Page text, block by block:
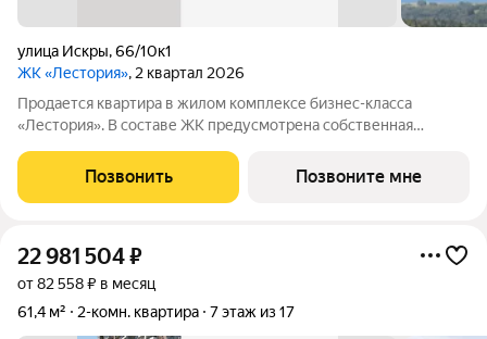
улица Искры,66/10к1
ЖК «Лестория», 2 квартал 2026
Продается квартира в жилом комплексе бизнес-класса
«Лестория». В составе ЖК предусмотрена собственная
подогреваемыми бассейнами, что соответствуют стандартам
бизнес-класса. Аквазона объединяет взрослый и
Позвонить Позвоните мне
22 981 504₽
от 82 558 ₽ в месяц
61,4 м²
2-комн. квартира 7 этаж из 17